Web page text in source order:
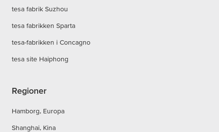
tesa fabrik Suzhou
tesa fabrikken Sparta
tesa-fabrikken i Concagno
tesa site Haiphong
Regioner
Hamborg, Europa
Shanghai, Kina